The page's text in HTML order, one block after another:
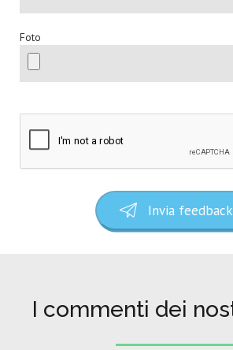
Foto
Invia feedback
I commenti dei